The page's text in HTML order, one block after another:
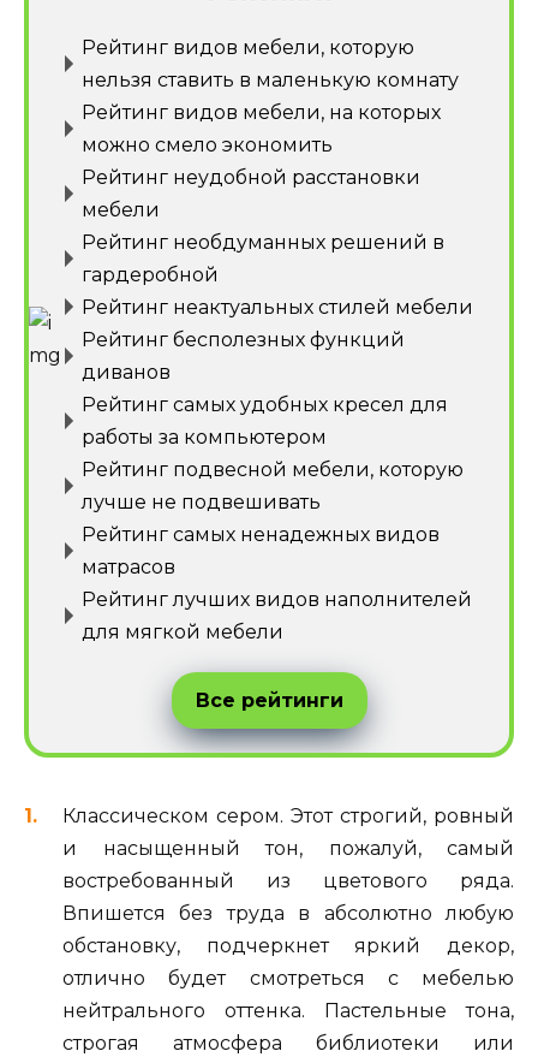
Рейтинг видов мебели, которую
нельзя ставить в маленькую комнату
Рейтинг видов мебели, на которых
можно смело экономить
Рейтинг неудобной расстановки
мебели
Рейтинг необдуманных решений в
гардеробной
Рейтинг неактуальных стилей мебели
Рейтинг бесполезных функций
диванов
Рейтинг самых удобных кресел для
работы за компьютером
Рейтинг подвесной мебели, которую
лучше не подвешивать
Рейтинг самых ненадежных видов
матрасов
Рейтинг лучших видов наполнителей
для мягкой мебели
Все рейтинги
Классическом сером. Этот строгий, ровный
и насыщенный тон, пожалуй, самый
востребованный из цветового ряда.
Впишется без труда в абсолютно любую
обстановку, подчеркнет яркий декор,
отлично будет смотреться с мебелью
нейтрального оттенка. Пастельные тона,
строгая атмосфера библиотеки или